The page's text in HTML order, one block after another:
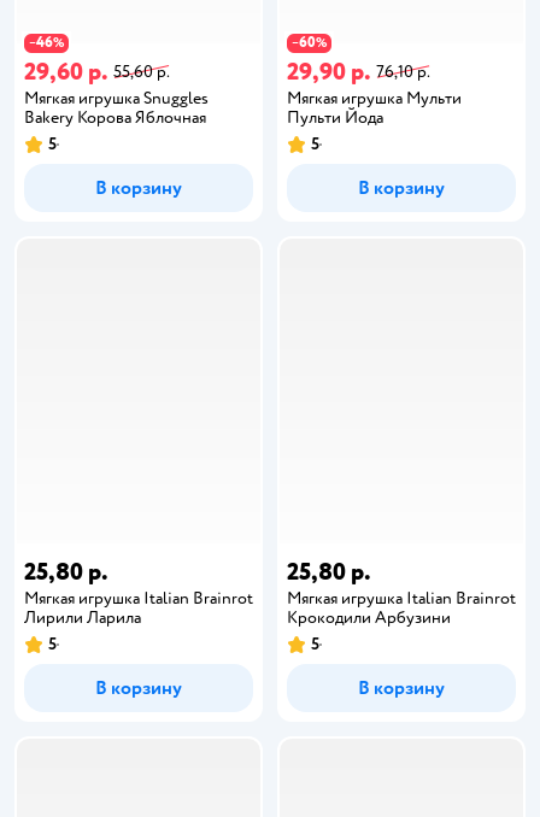
−46%
29,60 р. 55,60 р.
Мягкая игрушка Snuggles
Bakery Корова Яблочная
5
В корзину
−60%
29,90 р. 76,10 р.
Мягкая игрушка Мульти
Пульти Йода
5
В корзину
25,80 р.
Мягкая игрушка Italian Brainrot
Лирили Ларила
5
В корзину
25,80 р.
Мягкая игрушка Italian Brainrot
Крокодили Арбузини
5
В корзину